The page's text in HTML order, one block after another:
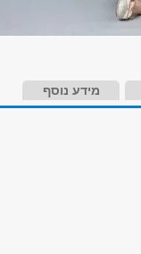
מידע נוסף